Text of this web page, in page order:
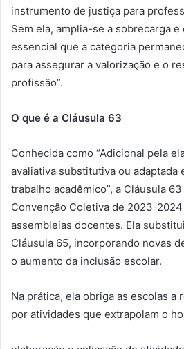
instrumento de justiça para
Sem ela, amplia-se a sobrecarga
essencial que a categoria
para assegurar a valorização e o
profissão”.
O que é a Cláusula 63
Conhecida como “Adicional pela
avaliativa substitutiva ou adaptada
trabalho acadêmico”, a Cláusula
Convenção Coletiva de 2023-
assembleias docentes. Ela
Cláusula 65, incorporando novas
o aumento da inclusão escolar.
Na prática, ela obriga as escolas a
por atividades que extrapolam o